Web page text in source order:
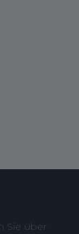
Sie über